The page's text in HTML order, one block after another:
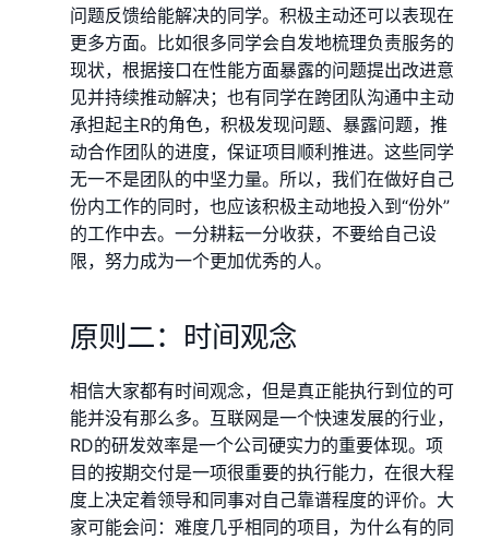
问题反馈给能解决的同学。积极主动还可以表现在
更多方面。比如很多同学会自发地梳理负责服务的
现状，根据接口在性能方面暴露的问题提出改进意
见并持续推动解决；也有同学在跨团队沟通中主动
承担起主R的角色，积极发现问题、暴露问题，推
动合作团队的进度，保证项目顺利推进。这些同学
无一不是团队的中坚力量。所以，我们在做好自己
份内工作的同时，也应该积极主动地投入到“份外”
的工作中去。一分耕耘一分收获，不要给自己设
限，努力成为一个更加优秀的人。
原则二：时间观念
相信大家都有时间观念，但是真正能执行到位的可
能并没有那么多。互联网是一个快速发展的行业，
RD的研发效率是一个公司硬实力的重要体现。项
目的按期交付是一项很重要的执行能力，在很大程
度上决定着领导和同事对自己靠谱程度的评价。大
家可能会问：难度几乎相同的项目，为什么有的同